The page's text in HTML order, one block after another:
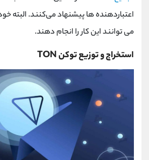
اعتبار‌دهنده ‌ها پیشنهاد می‌کنند. البته
می توانند این کار را انجام دهند.
استخراج و توزیع توکنTON